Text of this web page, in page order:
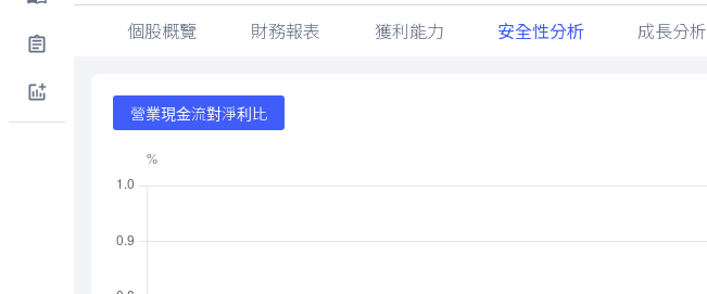
個股概覽 財務報表 獲利能力 安全性分析 成長分析
營業現金流對淨利比